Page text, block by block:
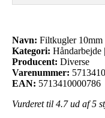
Navn: Filtkugler
Kategori:
Producent: Diverse
Varenummer:
EAN: 5713410000786
Vurderet til 4.7ud af 5